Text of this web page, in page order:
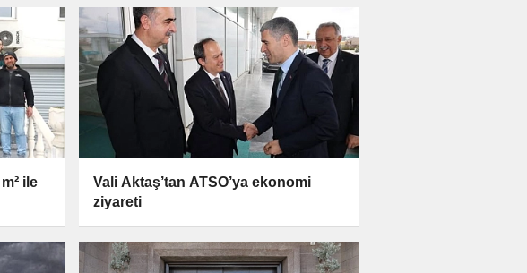
ile
Vali Aktaş’tan ATSO’ya ekonomi
ziyareti